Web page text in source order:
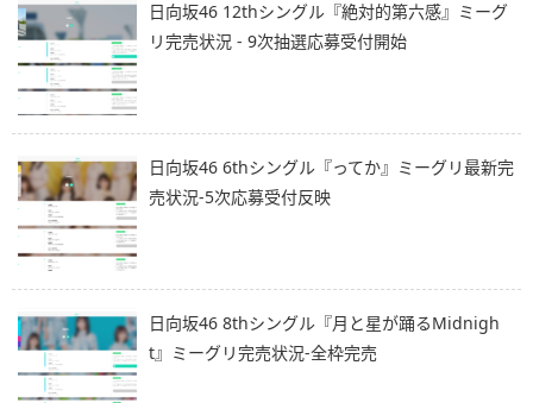
日向坂46 12thシングル『絶対的第六感』ミーグ
リ完売状況 - 9次抽選応募受付開始
日向坂46 6thシングル『ってか』ミーグリ最新完
売状況-5次応募受付反映
日向坂46 8thシングル『月と星が踊るMidnigh
t』ミーグリ完売状況-全枠完売